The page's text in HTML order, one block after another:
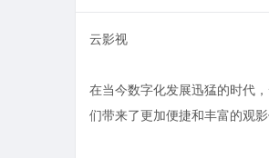
云影视
在当今数字化发展迅猛的时代
们带来了更加便捷和丰富的观